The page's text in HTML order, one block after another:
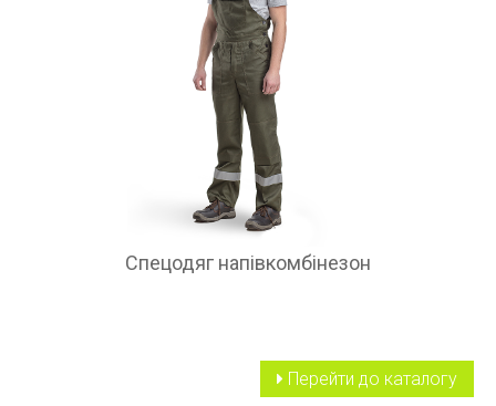
Спецодяг напівкомбінезон
Перейти до каталогу